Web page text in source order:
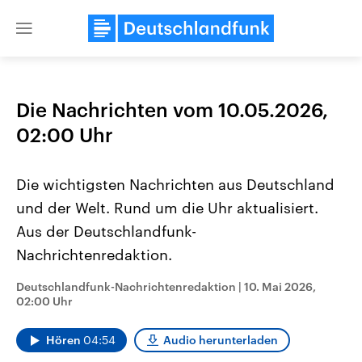
Close
Landtagswahl Sachsen-Anhalt
2026
Alle Informationen
September 2026 einen neuen
Landtag. Seit 2021 wird das
USA
Aktuelle Beiträge,
gehören die Vereinigten
den mächtigsten Ländern
Die Nachrichten vom 10.05.2026,
02:00 Uhr
Die wichtigsten Nachrichten aus Deutschland
und der Welt. Rund um die Uhr aktualisiert.
Aus der Deutschlandfunk-
Nachrichtenredaktion.
Deutschlandfunk-Nachrichtenredaktion | 10. Mai 2026,
02:00 Uhr
Hören 04:54 Audio herunterladen